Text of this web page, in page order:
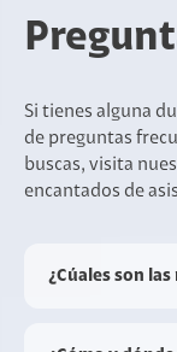
Si tienes alguna
de preguntas
buscas, visita
encantados de
¿Cúales son